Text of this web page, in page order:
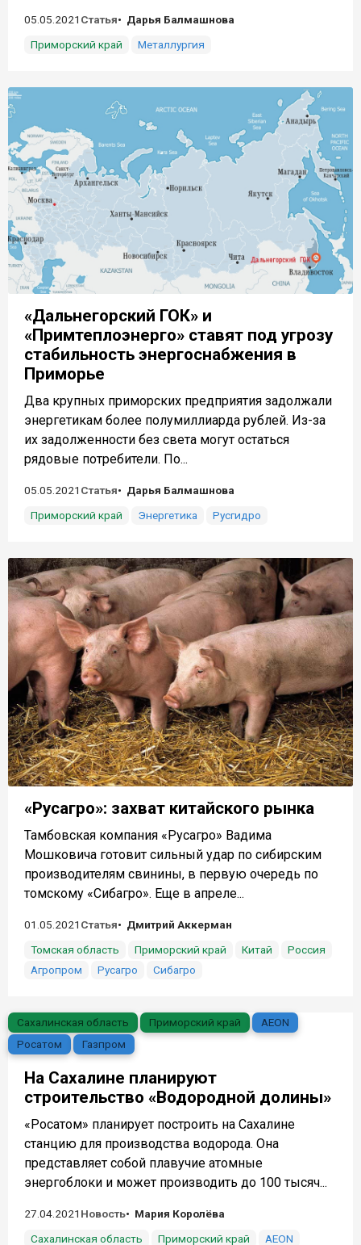
05.05.2021 Статья
Дарья Балмашнова
Приморский край
Металлургия
«Дальнегорский ГОК» и
«Примтеплоэнерго» ставят под угрозу
стабильность энергоснабжения в
Приморье
Два крупных приморских предприятия задолжали
энергетикам более полумиллиарда рублей. Из-за
их задолженности без света могут остаться
рядовые потребители. По...
05.05.2021 Статья
Дарья Балмашнова
Приморский край
Энергетика Русгидро
«Русагро»: захват китайского рынка
Тамбовская компания «Русагро» Вадима
Мошковича готовит сильный удар по сибирским
производителям свинины, в первую очередь по
томскому «Сибагро». Еще в апреле...
01.05.2021 Статья
Дмитрий Аккерман
Томская область
Приморский край Китай
Россия
Агропром
Русагро Сибагро
Сахалинская область Приморский край
AEON
Росатом
Газпром
На Сахалине планируют
строительство «Водородной долины»
«Росатом» планирует построить на Сахалине
станцию для производства водорода. Она
представляет собой плавучие атомные
энергоблоки и может производить до 100 тысяч...
27.04.2021 Новость
Мария Королёва
Сахалинская область
Приморский край AEON